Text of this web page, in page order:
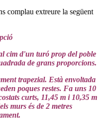
complau extreure la següent
cim d'un turó prop del poble
de grans proporcions.
trapezial. Està envoltada
poques restes. Fa uns 10
curts, 11,45 m i 10,35 m
murs és de 2 metres